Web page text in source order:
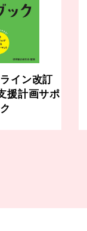
イン改訂
援計画サポ